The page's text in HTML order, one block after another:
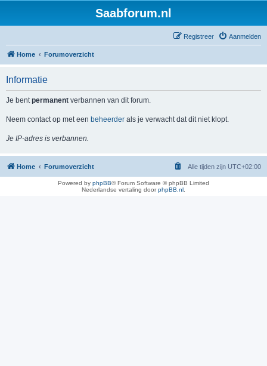
Saabforum.nl
Aanmelden
Registreer
Home Forumoverzicht
Informatie
Je bentpermanent verbannen van dit forum.
Neem contact op met een beheerder als je verwacht dat dit niet klopt.
Je IP-adres is verbannen.
Home Forumoverzicht Alle tijden zijn UTC+02:00
Powered by phpBB® Forum Software © phpBB Limited
Nederlandse vertaling doorphpBB.nl